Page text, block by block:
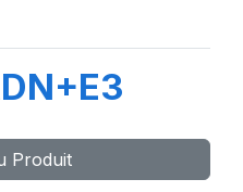
Produit